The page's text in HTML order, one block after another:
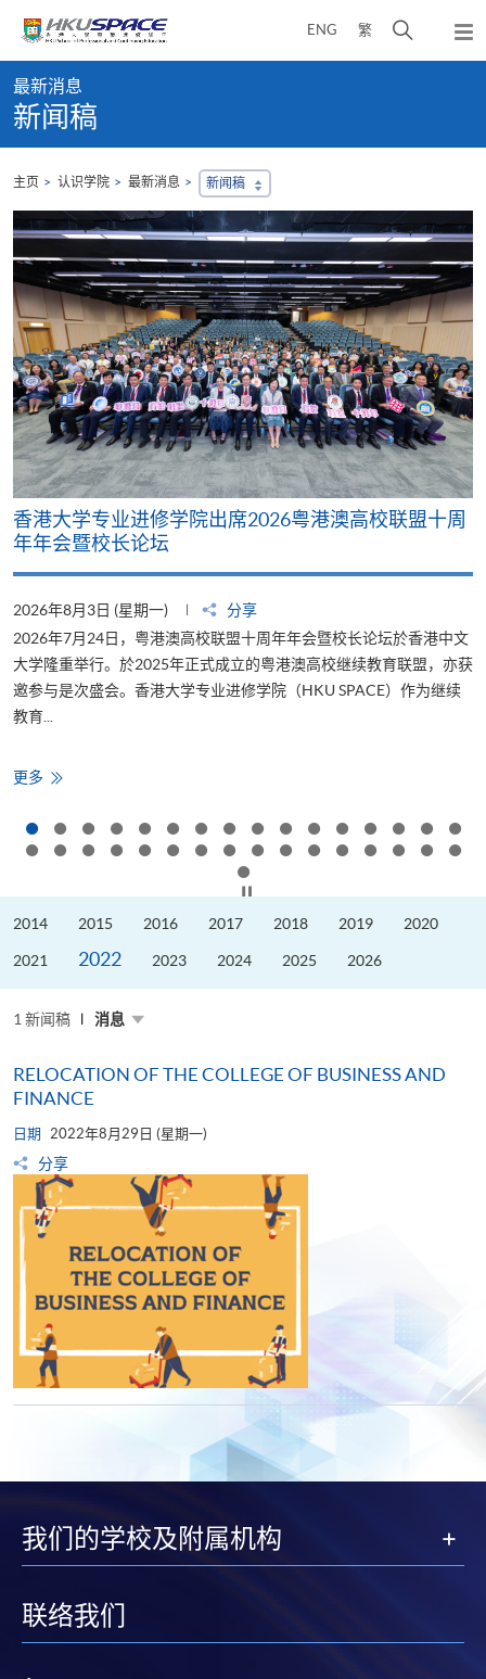
content
ENG 繁
开
弹
出
content
start
最新消息
新闻稿
主页 认识学院 最新消息 新闻稿
香港大学专业进修学院出席2026粤港澳高校联盟十周
年年会暨校长论坛
2026年8月3日 (星期一)
分享
2026年7月24日，粤港澳高校联盟十周年年会暨校长论坛於香港中文
大学隆重举行。於2025年正式成立的粤港澳高校继续教育联盟，亦获
邀参与是次盛会。香港大学专业进修学院（HKU SPACE）作为继续
教育...
更多 香
港
学
专
业
学
出
2026
港
高
盟
十
周
年
年
会
暨
校
长
论
坛
2014 2015 2016 2017 2018 2019 2020
2021 2022 2023 2024 2025 2026
1 新闻稿 消息
RELOCATION OF THE COLLEGE OF BUSINESS AND
FINANCE
日期 2022年8月29日 (星期一)
分享
我们的学校及附属机构
联络我们